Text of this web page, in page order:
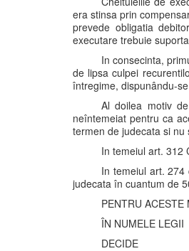
era stinsa prin
prevede obligatia
executare trebuie
In consecinta,
de lipsa culpei
întregime, dispunându-
Al doilea motiv
neîntemeiat pentru ca
termen de judecata si
In temeiul art. 312
In temeiul art.
judecata în cuantum de
PENTRU ACESTE
ÎN NUMELE LEGII
DECIDE